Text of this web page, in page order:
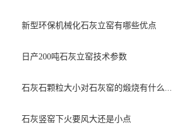
新型环保机械化石灰立窑有哪些优点
日产200吨石灰立窑技术参数
石灰石颗粒大小对石灰窑的煅烧有什么...
石灰竖窑下火要风大还是小点